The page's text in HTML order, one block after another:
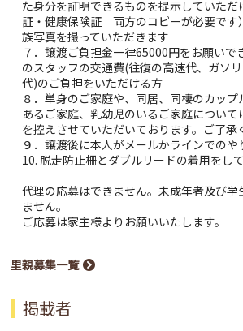
た身分を証明できるものを提示していただ
証・健康保険証 両方のコピーが必要です
族写真を撮っていただきます
７．譲渡ご負担金一律65000円をお願いで
のスタッフの交通費(往復の高速代、ガソ
代)のご負担をいただける方
８．単身のご家庭や、同居、同棲のカッ
あるご家庭、乳幼児のいるご家庭につい
を控えさせていただいております。ご了承
９．譲渡後に本人がメールかラインでの
10. 脱走防止柵とダブルリードの着用をし
代理の応募はできません。未成年者及び学
ません。
ご応募は家主様よりお願いいたします。
里親募集一覧
掲載者